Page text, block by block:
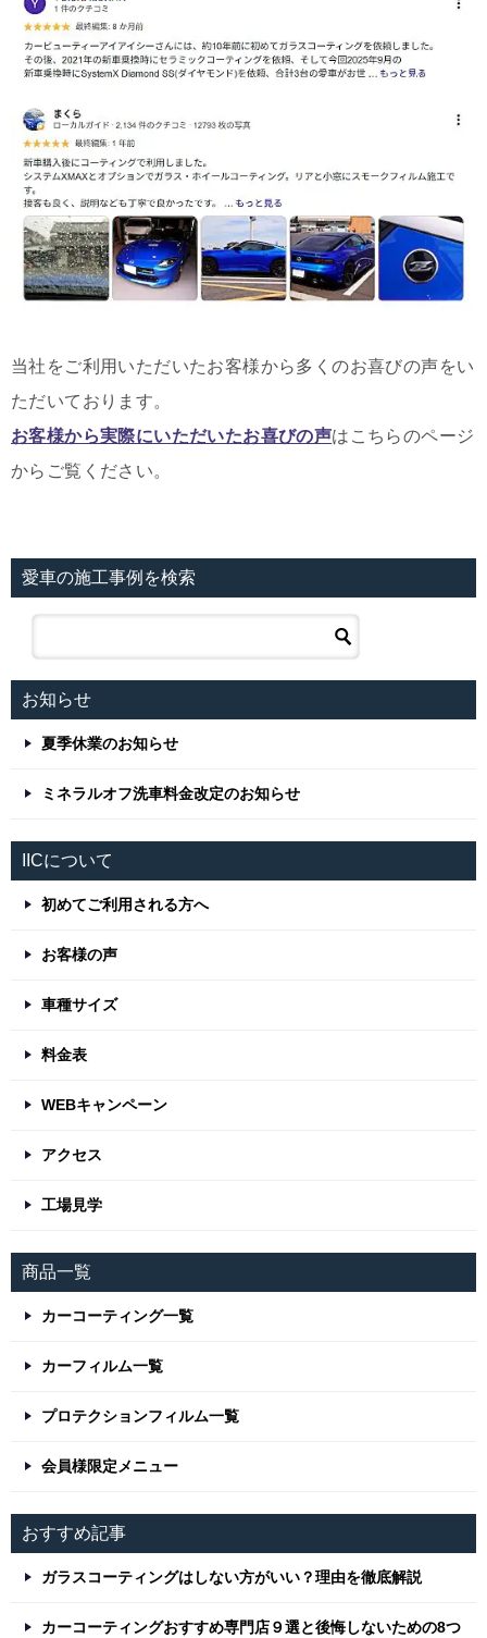
当社をご利用いただいたお客様から多くのお喜びの声をい
ただいております。
お客様から実際にいただいたお喜びの声はこちらのページ
からご覧ください。
愛車の施工事例を検索
お知らせ
夏季休業のお知らせ
ミネラルオフ洗車料金改定のお知らせ
IICについて
初めてご利用される方へ
お客様の声
車種サイズ
料金表
WEBキャンペーン
アクセス
工場見学
商品一覧
カーコーティング一覧
カーフィルム一覧
プロテクションフィルム一覧
会員様限定メニュー
おすすめ記事
ガラスコーティングはしない方がいい？理由を徹底解説
カーコーティングおすすめ専門店９選と後悔しないための8つ